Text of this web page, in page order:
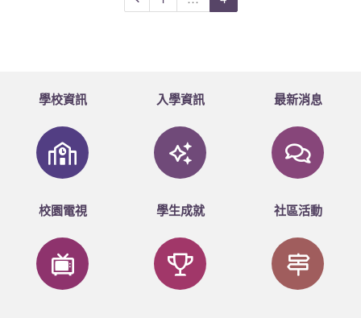
學校資訊 入學資訊 最新消息
校園電視 學生成就 社區活動